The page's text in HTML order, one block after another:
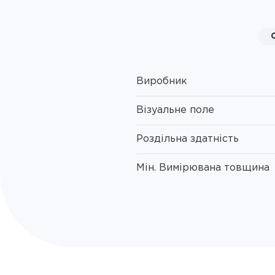
Виробник
Візуальне поле
Роздільна здатність
Мін. Вимірювана товщина